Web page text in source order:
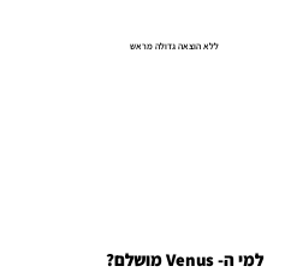
ללא הוצאה גדולה מראש
למי ה- Venus מושלם?